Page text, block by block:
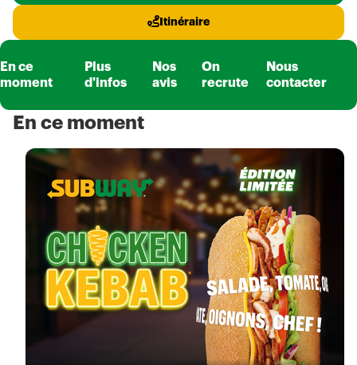
Itinéraire
En ce
moment
Plus
d'infos
Nos
avis
On
recrute
Nous
contacter
En ce moment